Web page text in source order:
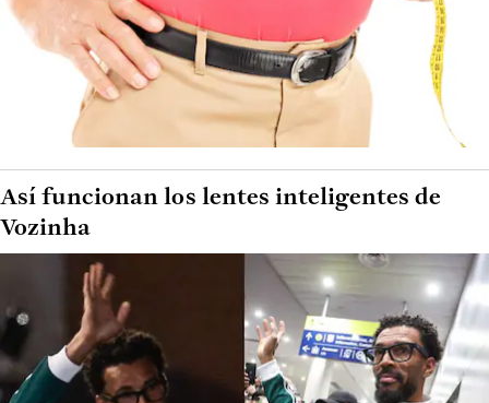
Así funcionan los lentes inteligentes de
Vozinha